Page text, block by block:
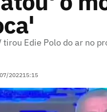
tirou Edie Polo do ar no
202215:15